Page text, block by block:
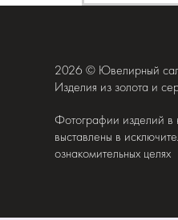
2026 © Ювелирный
Изделия из золота и
Фотографии изделий в
выставлены в
ознакомительных целях